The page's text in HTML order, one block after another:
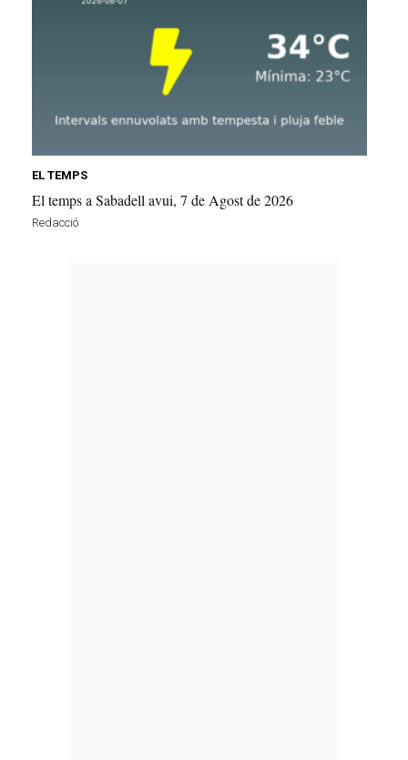
EL TEMPS
El temps a Sabadell avui, 7 de Agost de 2026
Redacció